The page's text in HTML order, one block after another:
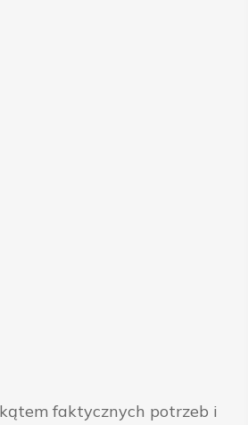
faktycznych potrzeb i